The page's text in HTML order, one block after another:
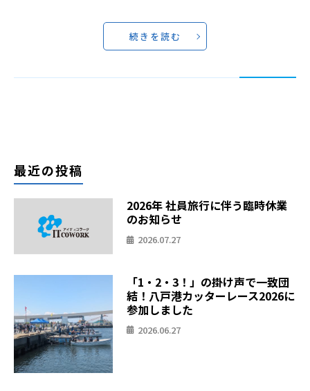
続きを読む
最近の投稿
2026年 社員旅行に伴う臨時休業
のお知らせ
2026.07.27
「1・2・3！」の掛け声で一致団
結！八戸港カッターレース2026に
参加しました
2026.06.27